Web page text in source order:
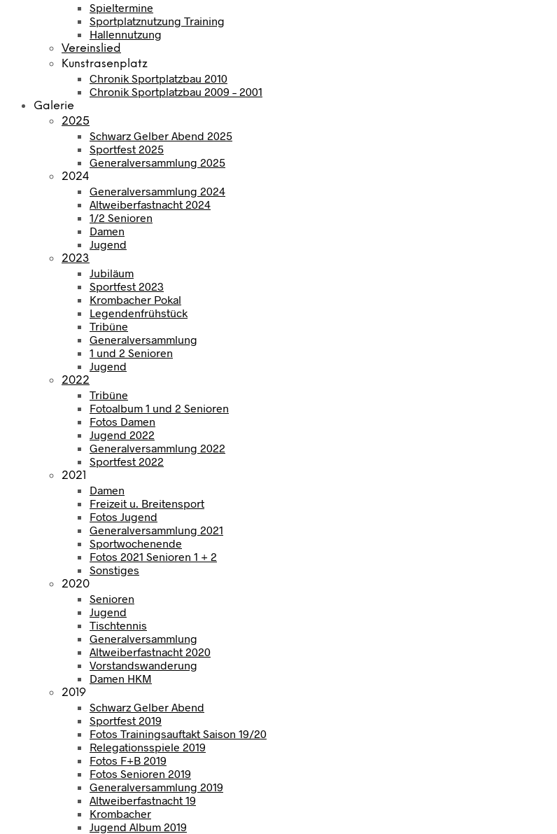
Spieltermine
Sportplatznutzung Training
Hallennutzung
Vereinslied
Kunstrasenplatz
Chronik Sportplatzbau 2010
Chronik Sportplatzbau 2009 – 2001
Galerie
2025
Schwarz Gelber Abend 2025
Sportfest 2025
Generalversammlung 2025
2024
Generalversammlung 2024
Altweiberfastnacht 2024
1/2 Senioren
Damen
Jugend
2023
Jubiläum
Sportfest 2023
Krombacher Pokal
Legendenfrühstück
Tribüne
Generalversammlung
1 und 2 Senioren
Jugend
2022
Tribüne
Fotoalbum 1 und 2 Senioren
Fotos Damen
Jugend 2022
Generalversammlung 2022
Sportfest 2022
2021
Damen
Freizeit u. Breitensport
Fotos Jugend
Generalversammlung 2021
Sportwochenende
Fotos 2021 Senioren 1 + 2
Sonstiges
2020
Senioren
Jugend
Tischtennis
Generalversammlung
Altweiberfastnacht 2020
Vorstandswanderung
Damen HKM
2019
Schwarz Gelber Abend
Sportfest 2019
Fotos Trainingsauftakt Saison 19/20
Relegationsspiele 2019
Fotos F+B 2019
Fotos Senioren 2019
Generalversammlung 2019
Altweiberfastnacht 19
Krombacher
Jugend Album 2019